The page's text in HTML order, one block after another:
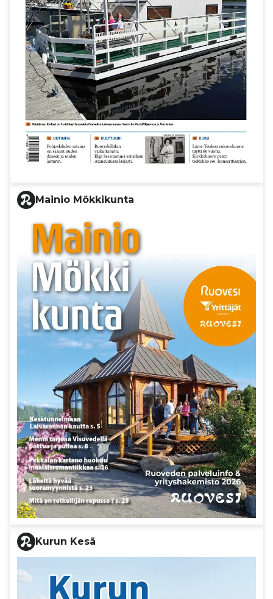
Mainio Mökkikunta
Kurun Kesä